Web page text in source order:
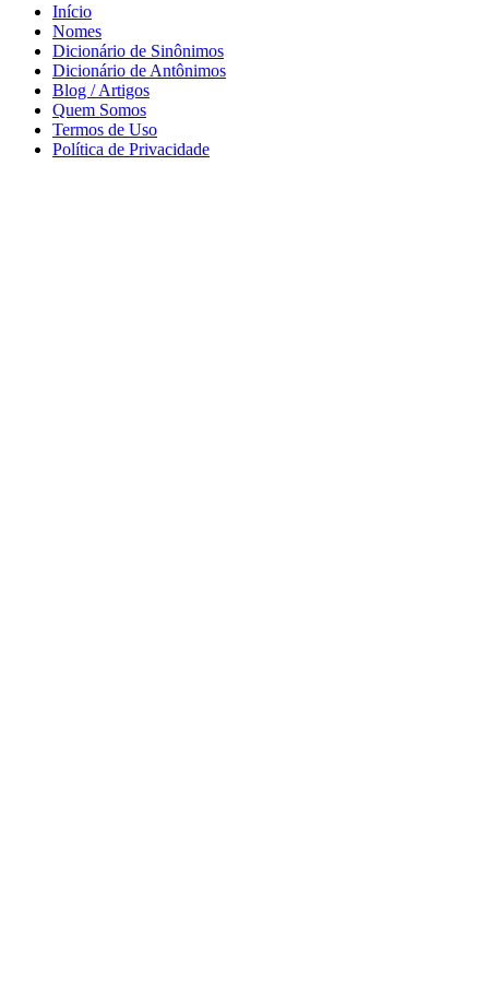
Início
Nomes
Dicionário de Sinônimos
Dicionário de Antônimos
Blog / Artigos
Quem Somos
Termos de Uso
Política de Privacidade